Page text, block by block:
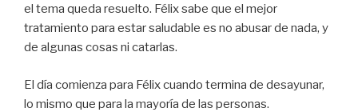
el tema queda resuelto. Félix sabe que el mejor
tratamiento para estar saludable es no abusar de nada, y
de algunas cosas ni catarlas.
El día comienza para Félix cuando termina de desayunar,
lo mismo que para la mayoría de las personas.